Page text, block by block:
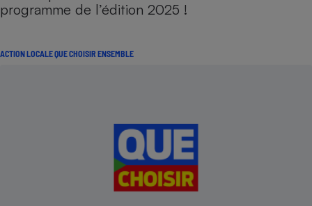
programme de l’édition 2025 !
ACTION LOCALE QUE CHOISIR ENSEMBLE